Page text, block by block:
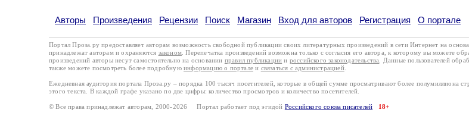
Авторы Произведения Рецензии Поиск Магазин Вход для авторов Регистрация О портале
Портал Проза.ру предоставляет авторам возможность свободной публикации своих литературных произведений в сети Интернет на
принадлежат авторам и охраняются законом . Перепечатка произведений возможна только с согласия его автора, к которому вы можете
произведений авторы несут самостоятельно на основании правил публикации и российского законодательства . Данные пользователей
также можете посмотреть более подробную информацию о портале и связаться с администрацией.
Ежедневная аудитория портала Проза.ру – порядка 100 тысяч посетителей, которые в общей сумме просматривают более полумиллиона
этого текста. В каждой графе указано по две цифры: количество просмотров и количество посетителей.
© Все права принадлежат авторам, 2000-2026 Портал работает под эгидой Российского союза писателей 18+